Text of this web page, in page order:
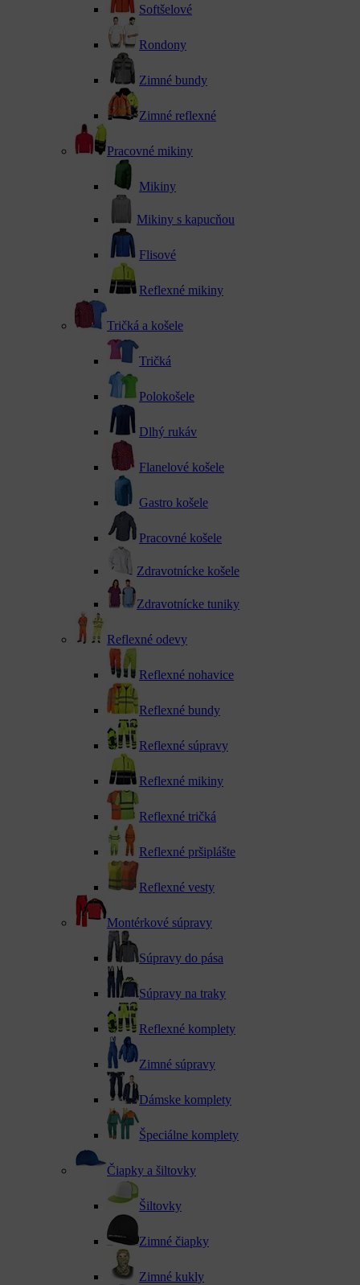
Softšelové
Rondony
Zimné bundy
Zimné reflexné
Pracovné mikiny
Mikiny
Mikiny s kapucňou
Flisové
Reflexné mikiny
Tričká a košele
Tričká
Polokošele
Dlhý rukáv
Flanelové košele
Gastro košele
Pracovné košele
Zdravotnícke košele
Zdravotnícke tuniky
Reflexné odevy
Reflexné nohavice
Reflexné bundy
Reflexné súpravy
Reflexné mikiny
Reflexné tričká
Reflexné pršiplášte
Reflexné vesty
Montérkové súpravy
Súpravy do pása
Súpravy na traky
Reflexné komplety
Zimné súpravy
Dámske komplety
Špeciálne komplety
Čiapky a šiltovky
Šiltovky
Zimné čiapky
Zimné kukly